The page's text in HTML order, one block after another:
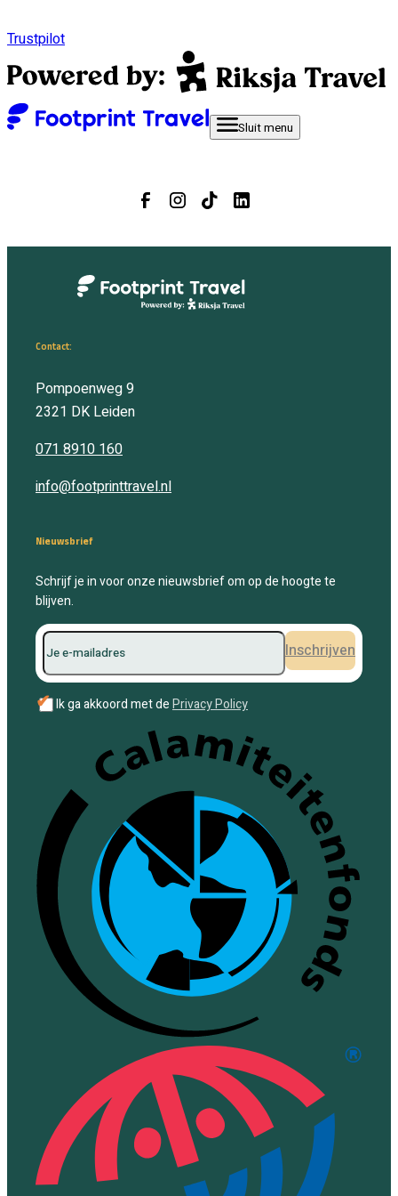
Trustpilot
Sluitmenu
Contact:
Pompoenweg 9
2321 DK Leiden
071 8910 160
info@footprinttravel.nl
Nieuwsbrief
Schrijf je in voor onze nieuwsbrief om op de hoogte te
blijven.
Inschrijven
✔ Ik ga akkoord met dePrivacy Policy